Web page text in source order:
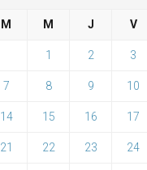
M M J V
1 2 3
7 8 9 10
14 15 16 17
21 22 23 24